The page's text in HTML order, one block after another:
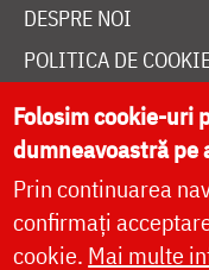
DESPRE NOI
POLITICA DE
DONEAZĂ ONLINE
LIVE
Folosim cookie-uri
dumneavoastră pe
Prin continuarea
confirmați
cookie. Mai multe